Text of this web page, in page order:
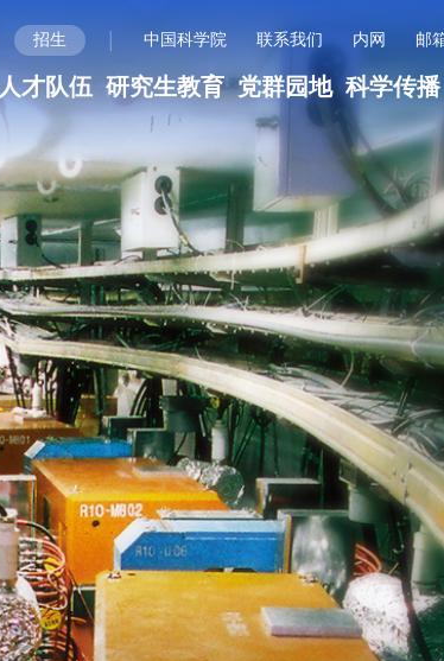
招生 | 中国科学院 联系我们 内网 邮
人才队伍 研究生教育 党群园地 科学传播